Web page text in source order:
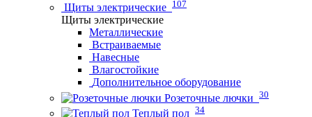
Щиты электрические 107
Щиты электрические
Металлические
Встраиваемые
Навесные
Влагостойкие
Дополнительное оборудование
Розеточные лючки 30
Теплый пол 34